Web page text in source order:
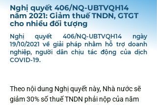
Nghị quyết 406/NQ-UBTVQH14
năm 2021: Giảm thuế TNDN, GTGT
cho nhiều đối tượng
Nghị quyết 406/NQ-UBTVQH14 ngày
19/10/2021 về giải pháp nhằm hỗ trợ doanh
nghiệp, người dân chịu tác động của dịch
COVID-19.
Theo nội dung Nghị quyết này, Nhà nước sẽ
giảm 30% số thuế TNDN phải nộp của năm